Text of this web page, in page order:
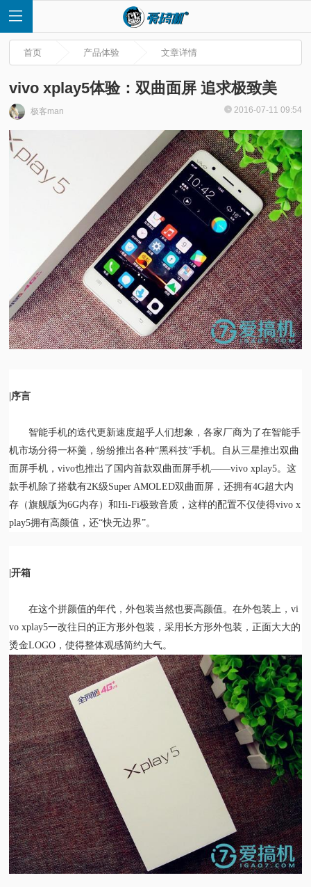
页
测
视
科
体
验
题
首页 产品体验 文章详情
vivo xplay5体验：双曲面屏 追求极致美
极客man 2016-07-11 09:54
|序言
智能手机的迭代更新速度超乎人们想象，各家厂商为了在智能手
机市场分得一杯羹，纷纷推出各种“黑科技”手机。自从三星推出双曲
面屏手机，vivo也推出了国内首款双曲面屏手机——vivo xplay5。这
款手机除了搭载有2K级Super AMOLED双曲面屏 ，还拥有4G超大内
存（旗舰版为6G内存）和Hi-Fi极致音质，这样的配置不仅使得vivo x
play5拥有高颜值，还“快无边界”。
|开箱
在这个拼颜值的年代，外包装当然也要高颜值。在外包装上，vi
vo xplay5一改往日的正方形外包装，采用长方形外包装，正面大大的
烫金LOGO，使得整体观感简约大气。